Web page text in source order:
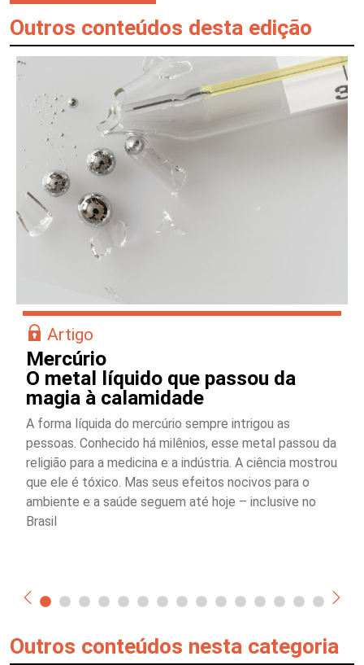
Outros conteúdos desta edição
Artigo
Mercúrio
O metal líquido que passou da
magia à calamidade
A forma líquida do mercúrio sempre intrigou as
pessoas. Conhecido há milênios, esse metal passou da
religião para a medicina e a indústria. A ciência mostrou
que ele é tóxico. Mas seus efeitos nocivos para o
ambiente e a saúde seguem até hoje – inclusive no
Brasil
Outros conteúdos nesta categoria